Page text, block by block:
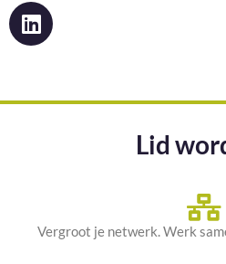
Lid
Vergroot je netwerk. Werk